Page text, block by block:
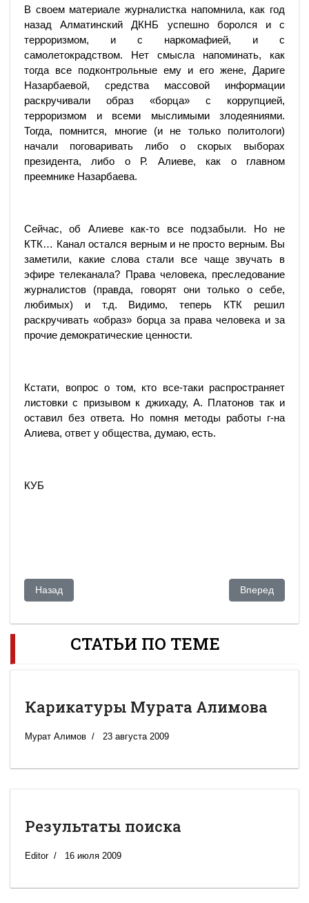
В своем материале журналистка напомнила, как год
назад Алматинский ДКНБ успешно боролся и с
терроризмом, и с наркомафией, и с
самолетокрадством. Нет смысла напоминать, как
тогда все подконтрольные ему и его жене, Дариге
Назарбаевой, средства массовой информации
раскручивали образ «борца» с коррупцией,
терроризмом и всеми мыслимыми злодеяниями.
Тогда, помнится, многие (и не только политологи)
начали поговаривать либо о скорых выборах
президента, либо о Р. Алиеве, как о главном
преемнике Назарбаева.
Сейчас, об Алиеве как-то все подзабыли. Но не
КТК… Канал остался верным и не просто верным. Вы
заметили, какие слова стали все чаще звучать в
эфире телеканала? Права человека, преследование
журналистов (правда, говорят они только о себе,
любимых) и т.д. Видимо, теперь КТК решил
раскручивать «образ» борца за права человека и за
прочие демократические ценности.
Кстати, вопрос о том, кто все-таки распространяет
листовки с призывом к джихаду, А. Платонов так и
оставил без ответа. Но помня методы работы г-на
Алиева, ответ у общества, думаю, есть.
КУБ
Предыдущий: Противостояние принимает опасный
Назад Следующий:
Вперед
СТАТЬИ ПО ТЕМЕ
Карикатуры Мурата Алимова
Мурат Алимов 23 августа 2009
Результаты поиска
Editor 16 июля 2009